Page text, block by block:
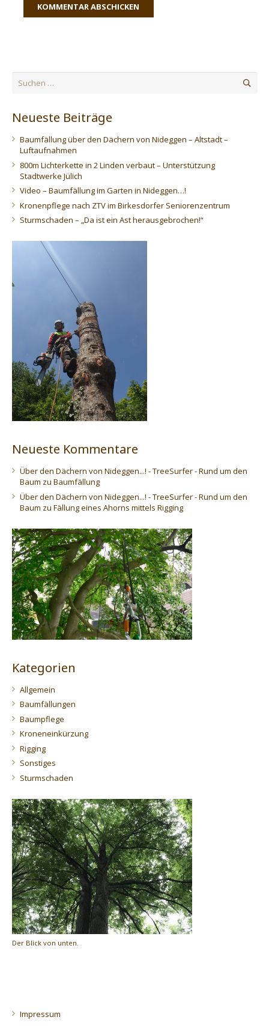
KOMMENTAR ABSCHICKEN
Suchen
Neueste Beiträge
Baumfällung über den Dächern von Nideggen – Altstadt –
Luftaufnahmen
800m Lichterkette in 2 Linden verbaut – Unterstützung
Stadtwerke Jülich
Video – Baumfällung im Garten in Nideggen…!
Kronenpflege nach ZTV im Birkesdorfer Seniorenzentrum
Sturmschaden – „Da ist ein Ast herausgebrochen!“
Neueste Kommentare
Über den Dächern von Nideggen...! - TreeSurfer - Rund um den
Baum zu Baumfällung
Über den Dächern von Nideggen...! - TreeSurfer - Rund um den
Baum zu Fällung eines Ahorns mittels Rigging
Kategorien
Allgemein
Baumfällungen
Baumpflege
Kroneneinkürzung
Rigging
Sonstiges
Sturmschaden
Der Blick von unten.
Impressum